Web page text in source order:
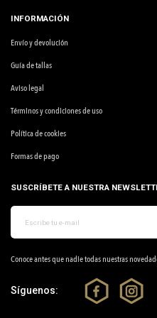
INFORMACIÓN
Envío y devolución
Guía de tallas
Aviso legal
Términos y condiciones de uso
Política de cookies
Formas de pago
SUSCRÍBETE A NUESTRA
Conoce antes que nadie todas nuestras
Síguenos: